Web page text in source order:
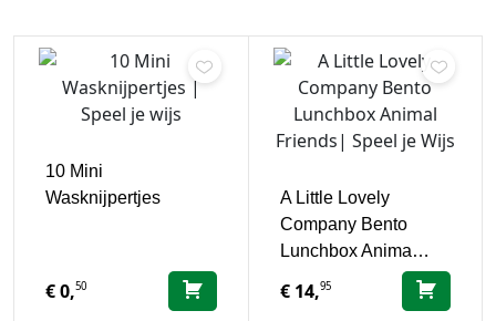
10 Mini
Wasknijpertjes
€0,50
A Little Lovely
Company Bento
Lunchbox Anima…
€14,95